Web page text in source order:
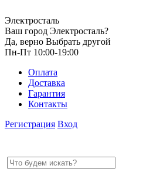
Электросталь
Ваш город Электросталь?
Да, верно Выбрать другой
Пн-Пт 10:00-19:00
Оплата
Доставка
Гарантия
Контакты
Регистрация Вход